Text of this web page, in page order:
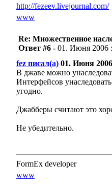
http://fezeev.livejournal.com/
www
Re: Множественное
Ответ #6 - 01. Июня 2006
fez писал(а) 01. Июня
В джаве можно
Интерфейсов
угодно.
Джабберы считают это
Не убедительно.
FormEx developer
www